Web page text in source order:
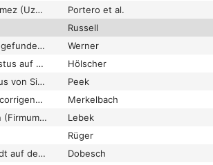
Zooarchaeology of ancient Termez (Uzbekistan): From the Greco-Bactrian period to Islamic times
Portero et al.
Russell
Zu den auf Öland und Gotland gefundenen byzantinischen Goldmünzen
Werner
Zu den Ehrenbögen des Augustus auf dem Forum Romanum
Hölscher
Zu den Gedichten des Marcellus von Side auf Regilla und das Triopion des Herodes Atticus
Peek
Zu den Inschriften von Perge: corrigendum und addendum
Merkelbach
Zu lateinischen Versinschriften (Firmum Picenum, Rom, Collatia)
Lebek
Rüger
Zu Virunum als Namen der Stadt auf dem Magdalensberg und zu einer Sage der kontinentalen Kelten
Dobesch